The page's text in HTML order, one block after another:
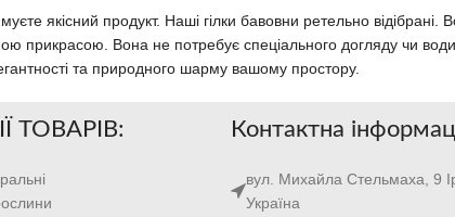
якісний продукт. Наші гілки бавовни ретельно відібрані.
прикрасою. Вона не потребує спеціального догляду чи
та природного шарму вашому простору.
ТОВАРІВ: Контактна
вул. Михайла Стельмаха, 9
Україна